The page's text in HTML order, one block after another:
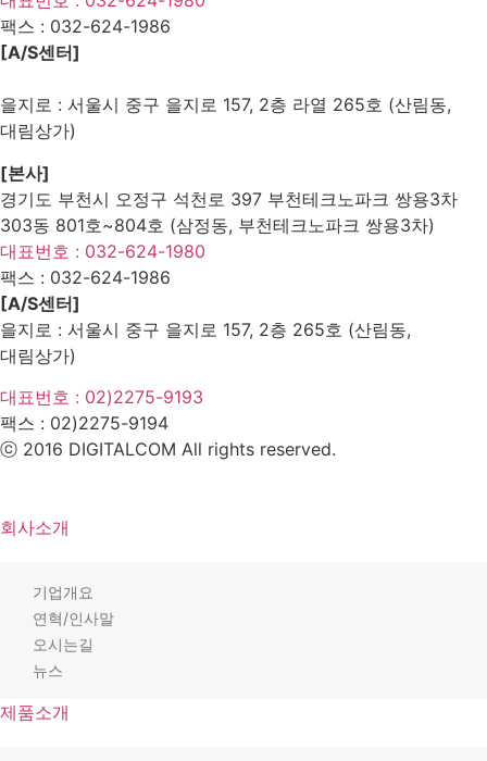
팩스 : 032-624-1986
[A/S센터]
을지로 : 서울시 중구 을지로 157, 2층 라열 265호 (산림동,
대림상가)
[본사]
경기도 부천시 오정구 석천로 397 부천테크노파크 쌍용3차
303동 801호~804호 (삼정동, 부천테크노파크 쌍용3차)
대표번호 : 032-624-1980
팩스 : 032-624-1986
[A/S센터]
을지로 : 서울시 중구 을지로 157, 2층 265호 (산림동,
대림상가)
대표번호 : 02)2275-9193
팩스 : 02)2275-9194​
ⓒ 2016 DIGITALCOM All rights reserved.
회사소개
기업개요
연혁/인사말
오시는길
뉴스
제품소개